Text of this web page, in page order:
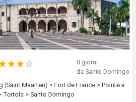
8 giorni
da Santo Domingo
(Saint Maarten) > Fort de France > Pointe a
Tortola > Santo Domingo